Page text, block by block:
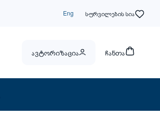
Eng სურვილების სია
ავტორიზაცია ჩანთა